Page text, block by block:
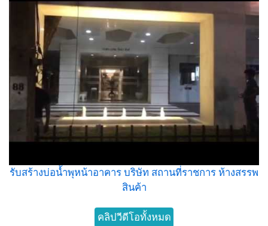
รับสร้างบ่อน้ำพุหน้าอาคาร บริษัท สถานที่ราชการ ห้างสรรพ
สินค้า
คลิปวีดีโอทั้งหมด